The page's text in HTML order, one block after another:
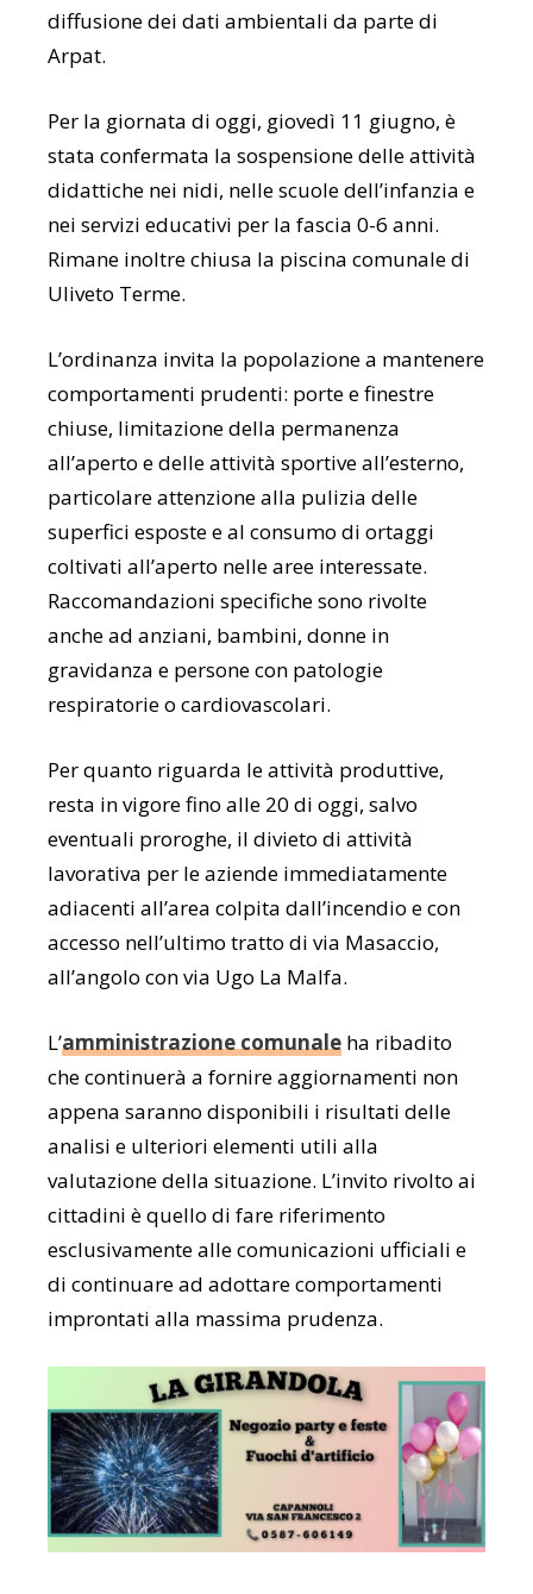
diffusione dei dati ambientali da parte di
Arpat.
Per la giornata di oggi, giovedì 11 giugno, è
stata confermata la sospensione delle attività
didattiche nei nidi, nelle scuole dell’infanzia e
nei servizi educativi per la fascia 0-6 anni.
Rimane inoltre chiusa la piscina comunale di
Uliveto Terme.
L’ordinanza invita la popolazione a mantenere
comportamenti prudenti: porte e finestre
chiuse, limitazione della permanenza
all’aperto e delle attività sportive all’esterno,
particolare attenzione alla pulizia delle
superfici esposte e al consumo di ortaggi
coltivati all’aperto nelle aree interessate.
Raccomandazioni specifiche sono rivolte
anche ad anziani, bambini, donne in
gravidanza e persone con patologie
respiratorie o cardiovascolari.
Per quanto riguarda le attività produttive,
resta in vigore fino alle 20 di oggi, salvo
eventuali proroghe, il divieto di attività
lavorativa per le aziende immediatamente
adiacenti all’area colpita dall’incendio e con
accesso nell’ultimo tratto di via Masaccio,
all’angolo con via Ugo La Malfa.
L’amministrazione comunale ha ribadito
che continuerà a fornire aggiornamenti non
appena saranno disponibili i risultati delle
analisi e ulteriori elementi utili alla
valutazione della situazione. L’invito rivolto ai
cittadini è quello di fare riferimento
esclusivamente alle comunicazioni ufficiali e
di continuare ad adottare comportamenti
improntati alla massima prudenza.